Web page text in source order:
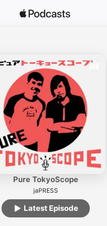
Pure TokyoScope
jaPRESS
Latest Episode